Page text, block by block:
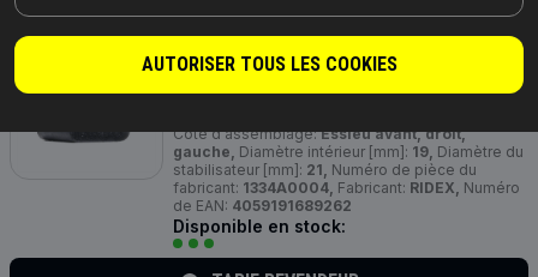
AUTORISER TOUS LES COOKIES
1334A0004
Côté d'assemblage:Essieu avant, droit,
gauche, Diamètre intérieur [mm]: 19, Diamètre du
stabilisateur [mm]: 21, Numéro de pièce du
fabricant: 1334A0004, Fabricant: RIDEX, Numéro
de EAN: 4059191689262
Disponible en stock: